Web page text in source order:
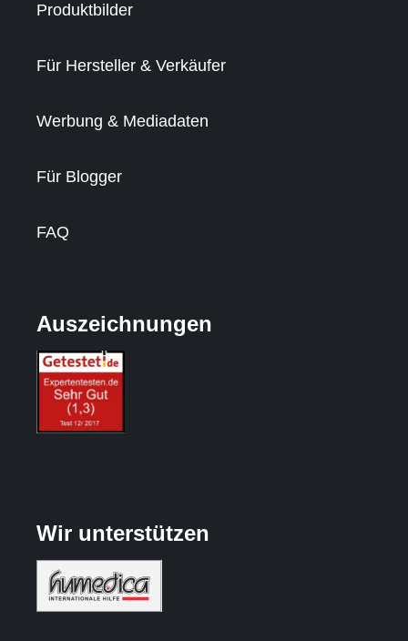
Produktbilder
Für Hersteller & Verkäufer
Werbung & Mediadaten
Für Blogger
FAQ
Auszeichnungen
Wir unterstützen